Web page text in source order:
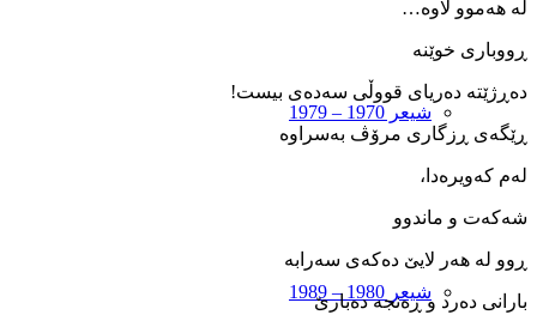
شیعر 1970 – 1979
شیعر 1980 – 1989
له ‌هه‌موو لاوه…
ڕووباری خوێنه
ده‌ڕژێته ‌ده‌ریای قووڵی سه‌ده‌ی بیست!
ڕێگه‌ی ڕزگاری مرۆڤ به‌سراوه
له‌م که‌ویره‌دا،
شه‌که‌ت و ماندوو
ڕوو له ‌هه‌ر لایێ ده‌که‌ی سه‌رابه
بارانی ده‌رد و ڕە‌نجه ‌ده‌بارێ